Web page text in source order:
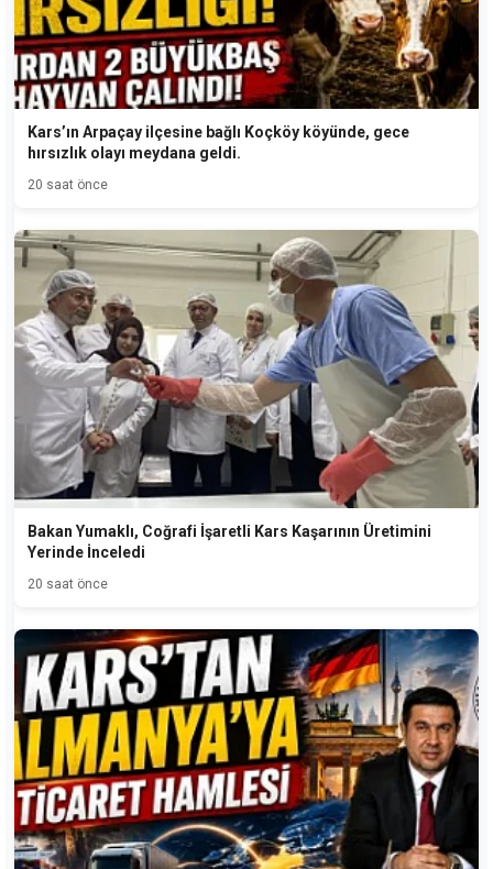
Kars’ın Arpaçay ilçesine bağlı Koçköy köyünde, gece
hırsızlık olayı meydana geldi.
20 saat önce
Bakan Yumaklı, Coğrafi İşaretli Kars Kaşarının Üretimini
Yerinde İnceledi
20 saat önce